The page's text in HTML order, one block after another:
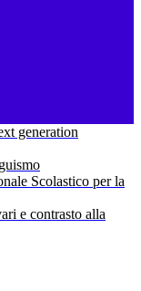
generation
Scolastico per la
e contrasto alla